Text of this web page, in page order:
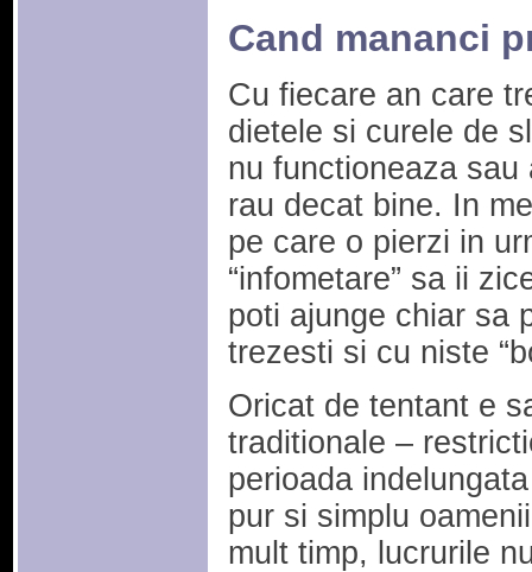
Cand mananci
Cu fiecare an care
dietele si curele de
nu functioneaza
rau decat bine. In
pe care o pierzi in
“infometare” sa ii
poti ajunge chiar sa
trezesti si cu niste
Oricat de tentant e
traditionale –
perioada
pur si simplu
mult timp, lucrurile